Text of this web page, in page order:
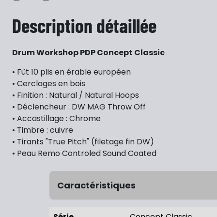
Description détaillée
Drum Workshop PDP Concept Classic
• Fût 10 plis en érable européen
• Cerclages en bois
• Finition : Natural / Natural Hoops
• Déclencheur : DW MAG Throw Off
• Accastillage : Chrome
• Timbre : cuivre
• Tirants "True Pitch" (filetage fin DW)
• Peau Remo Controled Sound Coated
Caractéristiques